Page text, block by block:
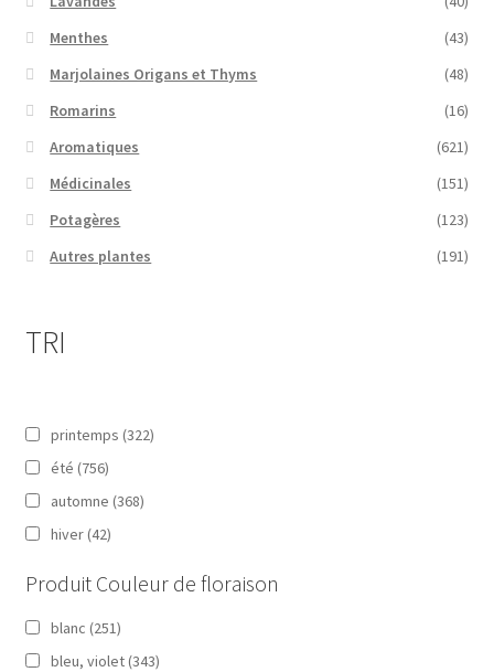
Menthes
(43)
Marjolaines Origans et Thyms
(48)
Romarins
(16)
Aromatiques
(621)
Médicinales
(151)
Potagères
(123)
Autres plantes
(191)
TRI
printemps (322)
été (756)
automne (368)
hiver (42)
Produit Couleur de floraison
blanc (251)
bleu, violet (343)